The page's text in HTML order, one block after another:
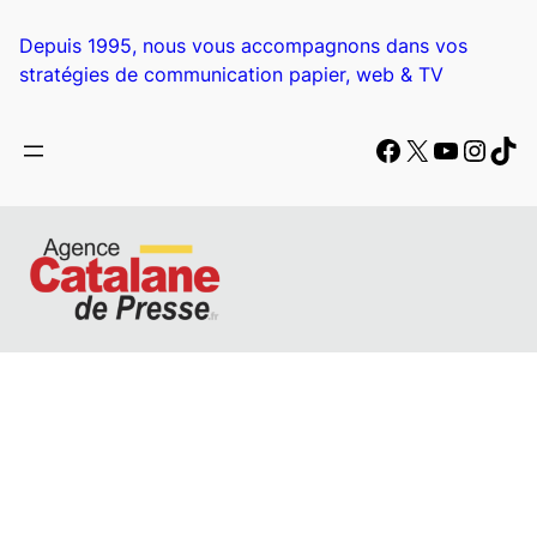
contenu
Depuis 1995, nous vous accompagnons dans vos
stratégies de communication papier, web & TV
Facebook
X